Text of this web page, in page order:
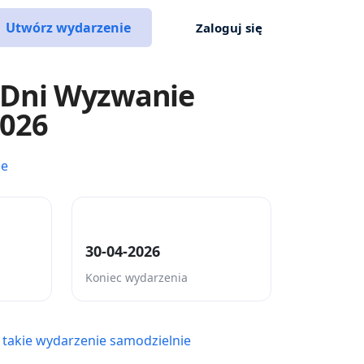
Utwórz wydarzenie Zaloguj się
Wyzwanie
30-04-2026
Koniec wydarzenia
wydarzenie samodzielnie